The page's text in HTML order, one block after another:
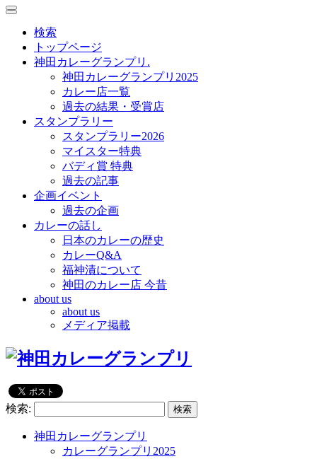
toggle
toggle
navigation
検索
トップページ
神田カレーグランプリ.
神田カレーグランプリ2025
カレー店一覧
過去の結果・受賞店
スタンプラリー
スタンプラリー2026
マイスター特典
バディ賞 特典
過去の記事
企画イベント
過去の企画
カレーの話し
日本のカレーの歴史
カレーQ&A
福神漬について
神田のカレー店 今昔
about us
about us
メディア掲載
検索:
神田カレーグランプリ
カレーグランプリ2025